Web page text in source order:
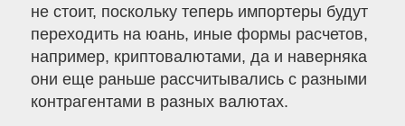
не стоит, поскольку теперь импортеры будут
переходить на юань, иные формы расчетов,
например, криптовалютами, да и наверняка
они еще раньше рассчитывались с разными
контрагентами в разных валютах.